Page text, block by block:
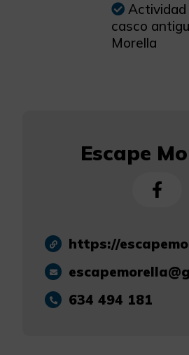
Actividad
casco
Morella
Escape
https://
634 494 181